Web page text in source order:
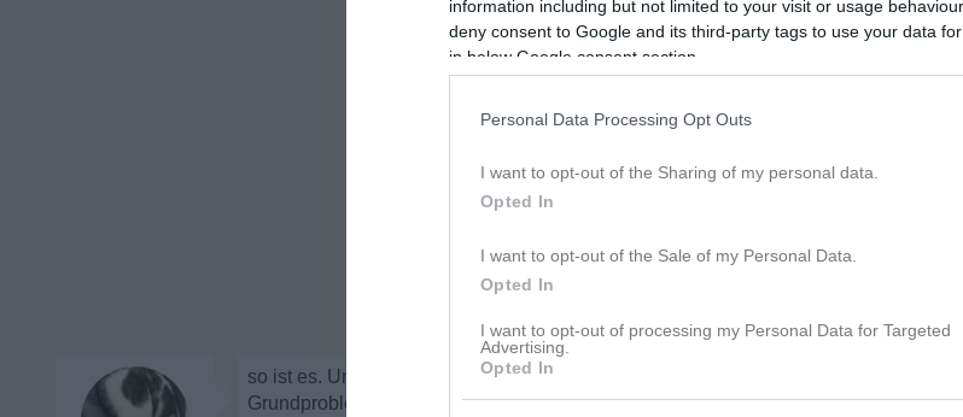
information including but not limited to your visit or usage
deny consent to Google and its third-party tags to use your data
in below Google consent section.
Personal Data Processing Opt Outs
I want to opt-out of the Sharing of my personal data.
Opted In
I want to opt-out of the Sale of my Personal Data.
Opted In
I want to opt-out of processing my Personal Data for Targeted
Advertising.
Opted In
so ist es. Unser "Bauleiter" war vieles, aber sicher kein Fachmann bzw. Profi. Das
Grundproblem war, dass der Bauträger, welcher letztendlich hier gebaut hat, viel